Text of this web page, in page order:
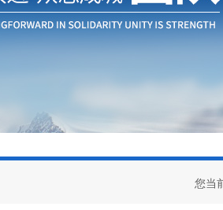
您当